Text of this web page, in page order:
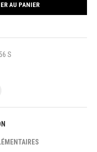
AU PANIER
S